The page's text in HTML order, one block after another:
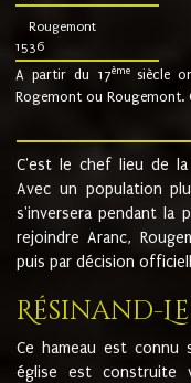
Rougemont
1536
A partir du 17ème siècle
Rogemont ou Rougemont.
C'est le chef lieu de la
Avec un population
s'inversera pendant la
rejoindre Aranc,
puis par décision
Résinand-
Ce hameau est connu
église est construite